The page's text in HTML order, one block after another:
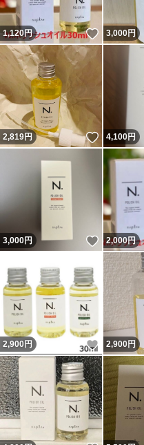
1,120円 いいね！
3,000円
2,819円 いいね！
4,100円
3,000円 いいね！
2,000円
2,900 円 いいね！
2,900円